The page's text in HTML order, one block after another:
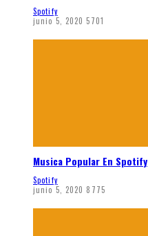
Spotify
junio 5, 2020 5701
Musica Popular En Spotify
Spotify
junio 5, 2020 8775